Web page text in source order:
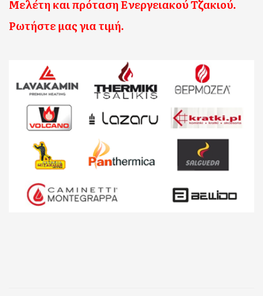
Μελέτη και πρόταση Ενεργειακού Τζακιού.
Ρωτήστε μας για τιμή.